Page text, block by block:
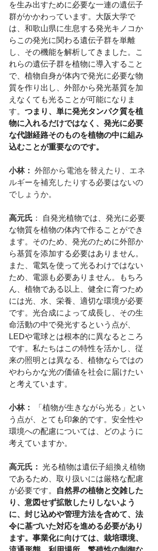
を生み出すために必要な一連の遺伝子
群がかかわっています。大阪大学で
は、和歌山県に生息する発光キノコか
らこの発光に関わる遺伝子群を単離
し、その機能を解析してきました。こ
れらの遺伝子群を植物に導入すること
で、植物自身が体内で発光に必要な物
質を作り出し、外部から発光基質を加
えなくても光ることが可能になりま
す。 つまり、単に発光タンパク質を植
物に入れるだけではなく、発光に必要
な代謝経路そのものを植物の中に組み
込むことが重要なのです。
小林： 外部から電池を替えたり、エネ
ルギーを補充したりする必要はないの
でしょうか。
高元氏 ：
自発光植物では、発光に必要
な物質を植物の体内で作ることができ
ます。そのため、発光のために外部か
ら基質を添加する必要はありません。
また、電気を使って光るわけではない
ため、電源も必要ありません。もちろ
ん、植物である以上、健全に育つため
には光、水、栄養、適切な環境が必要
です。光合成によって成長し、その生
命活動の中で発光するという点が、
LEDや電球とは根本的に異なるところ
です。私たちはこの特性を活かし、従
来の照明とは異なる、植物ならではの
やわらかな光の価値を社会に届けたい
と考えています。
小林：
「植物が生きながら光る」とい
う点が、とても印象的です。安全性や
環境への配慮については、どのように
考えていますか。
高元氏： 光る植物は遺伝子組換え植物
であるため、取り扱いには厳格な配慮
が必要です。
自然界の植物と交雑した
り、意図せず拡散したりしないよう
に、封じ込めや管理方法を含めて、法
令に基づいた対応を進める必要があり
ます。事業化に向けては、栽培環境、